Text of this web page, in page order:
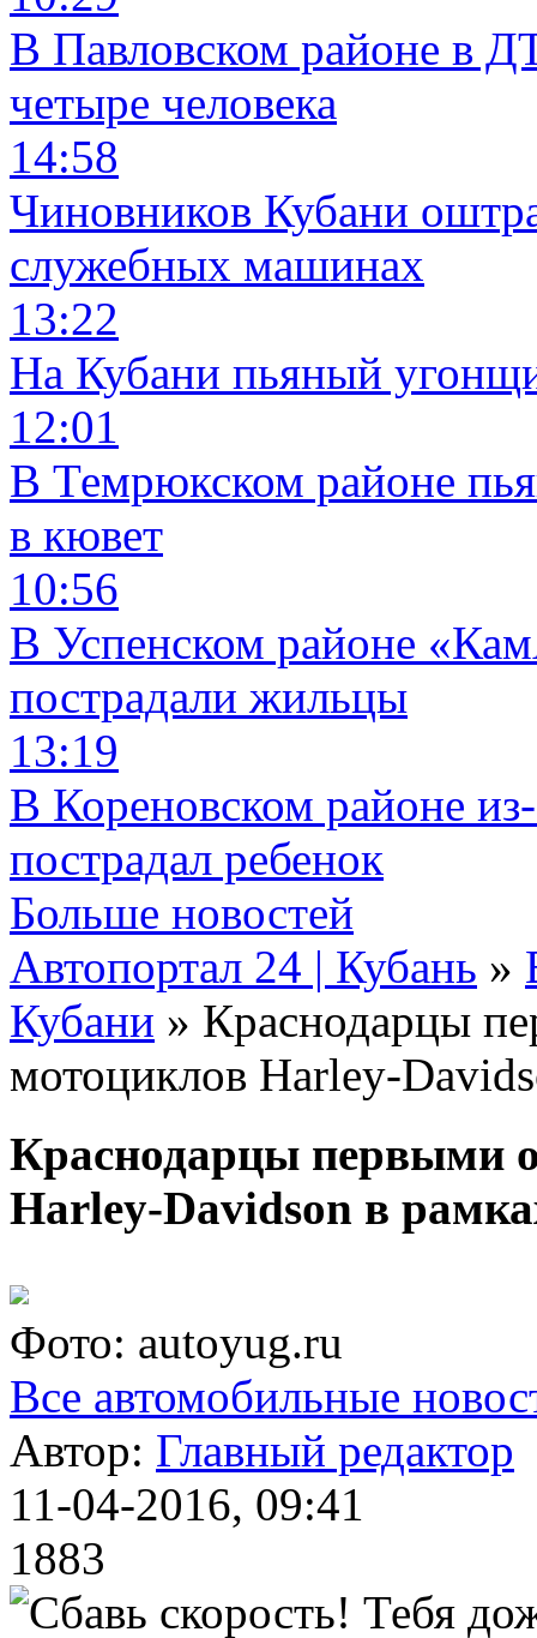
В Павловском районе в
четыре человека
14:58
Чиновников Кубани
служебных машинах
13:22
На Кубани пьяный
12:01
В Темрюкском районе
в кювет
10:56
В Успенском районе
пострадали жильцы
13:19
В Кореновском районе
пострадал ребенок
Больше новостей
Автопортал 24 | Кубань »
Кубани » Краснодарцы
мотоциклов Harley-
Краснодарцы первыми
Harley-Davidson в
Фото: autoyug.ru
Все автомобильные
Автор: Главный редактор
11-04-2016, 09:41
1883